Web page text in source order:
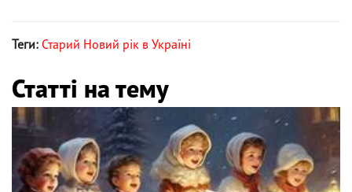
Теги: Старий Новий рік в Україні
Статті на тему